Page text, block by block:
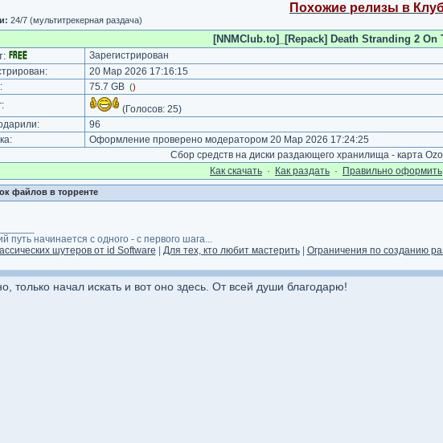
Похожие релизы в
24/7 (мультитрекерная раздача)
[NNMClub.to]_[Repack] Death Stranding 2 On
Зарегистрирован
20 Мар 2026 17:16:15
75.7 GB ()
(Голосов: 25)
96
Оформление проверено модератором 20 Мар 2026 17:24:25
Сбор средств на диски раздающего хранилища - карта
Как cкачать · Как раздать · Правильно оформить
файлов в торренте
путь начинается с одного - с первого шага...
шутеров от id Software
Для тех, кто любит мастерить| Ограничения по созданию
только начал искать и вот оно здесь. От всей души благодарю!